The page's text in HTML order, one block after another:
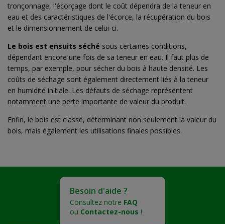
tronçonnage, l'écorçage dont le coût dépendra de la teneur en
eau et des caractéristiques de l'écorce, la récupération du bois
et le dimensionnement de celui-ci.
Le bois est ensuits séché sous certaines conditions,
dépendant encore une fois de sa teneur en eau. Il faut plus de
temps, par exemple, pour sécher du bois à haute densité. Les
coûts de séchage sont également directement liés à la teneur
en humidité initiale. Les défauts de séchage représentent
notamment une perte importante de valeur du produit.
Enfin, le bois est classé, déterminant non seulement la valeur du
bois, mais également les utilisations finales possibles.
Besoin d'aide ?
Consultez notre FAQ
ou Contactez-nous !